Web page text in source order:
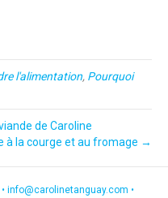
l'alimentation, Pourquoi
de Caroline
à la courge et au fromage →
• info@carolinetanguay.com •